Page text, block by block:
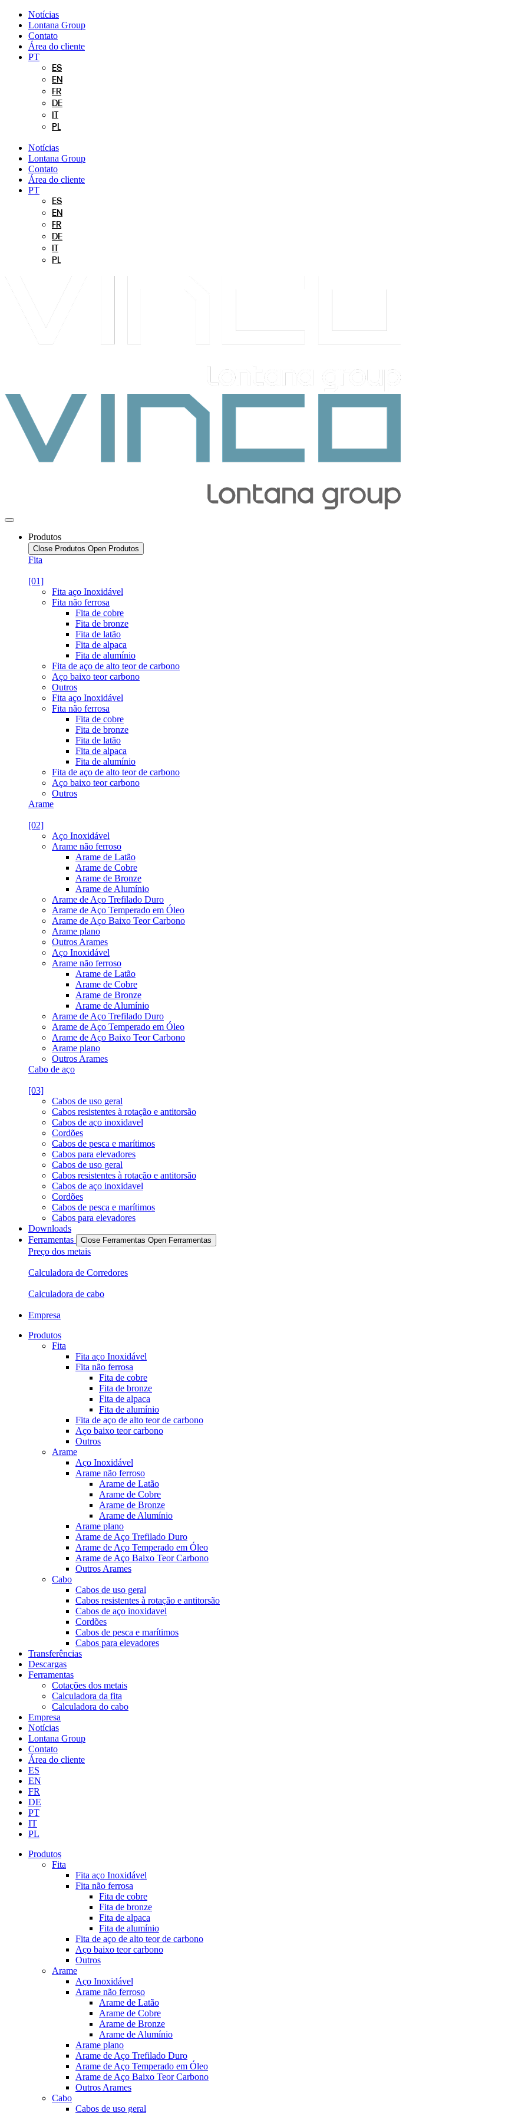
Pular
para
conteúdo
Notícias
Lontana Group
Contato
Área do cliente
PT
ES
EN
FR
DE
PL
Notícias
Lontana Group
Contato
Área do cliente
PT
ES
EN
FR
DE
PL
Produtos
Close Produtos Open Produtos
Fita
[01]
Fita aço Inoxidável
Fita não ferrosa
Fita de cobre
Fita de bronze
Fita de latão
Fita de alpaca
Fita de alumínio
Fita de aço de alto teor de carbono
Aço baixo teor carbono
Outros
Fita aço Inoxidável
Fita não ferrosa
Fita de cobre
Fita de bronze
Fita de latão
Fita de alpaca
Fita de alumínio
Fita de aço de alto teor de carbono
Aço baixo teor carbono
Outros
Arame
[02]
Aço Inoxidável
Arame não ferroso
Arame de Latão
Arame de Cobre
Arame de Bronze
Arame de Alumínio
Arame de Aço Trefilado Duro
Arame de Aço Temperado em Óleo
Arame de Aço Baixo Teor Carbono
Arame plano
Outros Arames
Aço Inoxidável
Arame não ferroso
Arame de Latão
Arame de Cobre
Arame de Bronze
Arame de Alumínio
Arame de Aço Trefilado Duro
Arame de Aço Temperado em Óleo
Arame de Aço Baixo Teor Carbono
Arame plano
Outros Arames
Cabo de aço
[03]
Cabos de uso geral
Cabos resistentes à rotação e antitorsão
Cabos de aço inoxidavel
Cordões
Cabos de pesca e marítimos
Cabos para elevadores
Cabos de uso geral
Cabos resistentes à rotação e antitorsão
Cabos de aço inoxidavel
Cordões
Cabos de pesca e marítimos
Cabos para elevadores
Downloads
Ferramentas
Close Ferramentas Open Ferramentas
Preço dos metais
Calculadora de Corredores
Calculadora de cabo
Empresa
Produtos
Fita
Fita aço Inoxidável
Fita não ferrosa
Fita de cobre
Fita de bronze
Fita de alpaca
Fita de alumínio
Fita de aço de alto teor de carbono
Aço baixo teor carbono
Outros
Arame
Aço Inoxidável
Arame não ferroso
Arame de Latão
Arame de Cobre
Arame de Bronze
Arame de Alumínio
Arame plano
Arame de Aço Trefilado Duro
Arame de Aço Temperado em Óleo
Arame de Aço Baixo Teor Carbono
Outros Arames
Cabo
Cabos de uso geral
Cabos resistentes à rotação e antitorsão
Cabos de aço inoxidavel
Cordões
Cabos de pesca e marítimos
Cabos para elevadores
Transferências
Descargas
Ferramentas
Cotações dos metais
Calculadora da fita
Calculadora do cabo
Empresa
Notícias
Lontana Group
Contato
Área do cliente
ES
EN
FR
DE
PT
IT
PL
Produtos
Fita
Fita aço Inoxidável
Fita não ferrosa
Fita de cobre
Fita de bronze
Fita de alpaca
Fita de alumínio
Fita de aço de alto teor de carbono
Aço baixo teor carbono
Outros
Arame
Aço Inoxidável
Arame não ferroso
Arame de Latão
Arame de Cobre
Arame de Bronze
Arame de Alumínio
Arame plano
Arame de Aço Trefilado Duro
Arame de Aço Temperado em Óleo
Arame de Aço Baixo Teor Carbono
Outros Arames
Cabo
Cabos de uso geral